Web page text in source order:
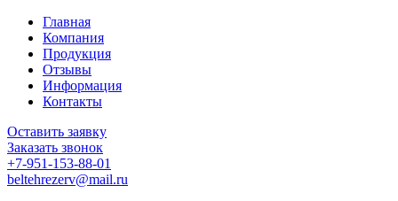
Главная
Компания
Продукция
Отзывы
Информация
Контакты
Оставить заявку
Заказать звонок
+7-951-153-88-01
beltehrezerv@mail.ru